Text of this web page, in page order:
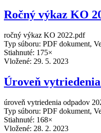
Ročný výkaz KO
ročný výkaz KO 2022.pdf
Typ súboru: PDF dokument,
Stiahnuté: 175×
Vložené: 29. 5. 2023
Úroveň
úroveň vytriedenia odpadov
Typ súboru: PDF dokument,
Stiahnuté: 168×
Vložené: 28. 2. 2023